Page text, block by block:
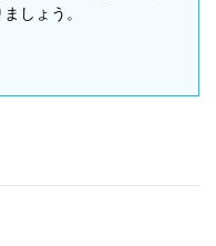
しょう。